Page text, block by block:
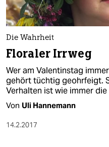
Die Wahrheit
Floraler Irrweg
Wer am Valentinstag
gehört tüchtig geohrfeigt.
Verhalten ist wie immer
Von Uli Hannemann
14.2.2017